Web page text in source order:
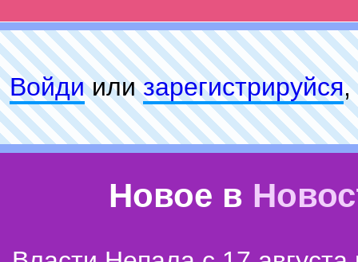
Войдиилизарeгиcтpируйся,
Новое в